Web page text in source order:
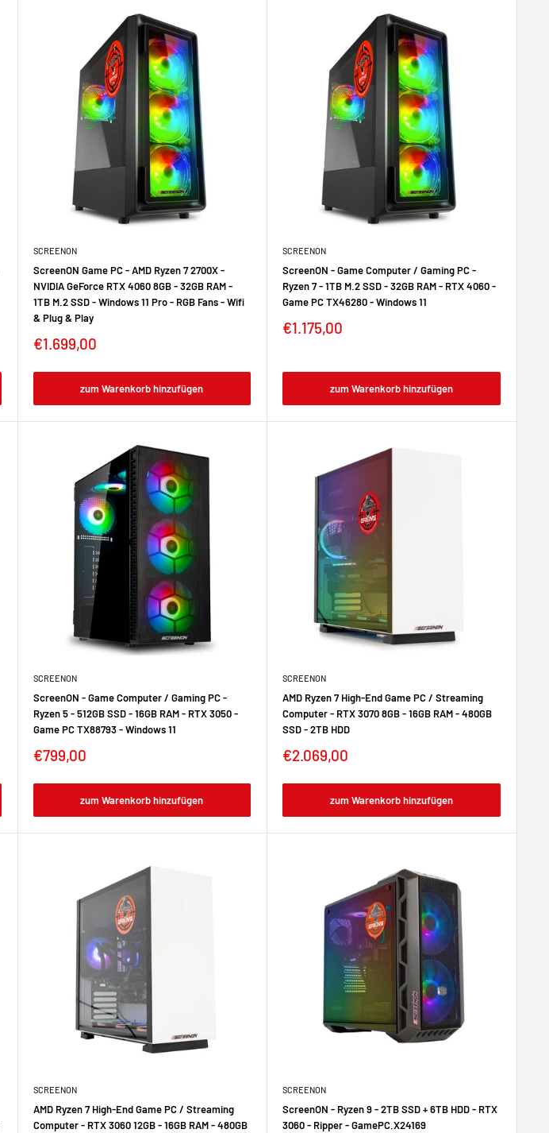
SCREENON
ScreenON Game PC - AMD Ryzen 7 2700X -
NVIDIA GeForce RTX 4060 8GB - 32GB RAM -
1TB M.2 SSD - Windows 11 Pro - RGB Fans - Wifi
& Plug & Play
€1.699,00
zum Warenkorb hinzufügen
SCREENON
ScreenON - Game Computer / Gaming PC -
Ryzen 7 - 1TB M.2 SSD - 32GB RAM - RTX 4060 -
Game PC TX46280 - Windows 11
€1.175,00
zum Warenkorb hinzufügen
SCREENON
ScreenON - Game Computer / Gaming PC -
Ryzen 5 - 512GB SSD - 16GB RAM - RTX 3050 -
Game PC TX88793 - Windows 11
€799,00
zum Warenkorb hinzufügen
SCREENON
AMD Ryzen 7 High-End Game PC / Streaming
Computer - RTX 3070 8GB - 16GB RAM - 480GB
SSD - 2TB HDD
€2.069,00
zum Warenkorb hinzufügen
SCREENON
AMD Ryzen 7 High-End Game PC / Streaming
Computer - RTX 3060 12GB - 16GB RAM - 480GB
SCREENON
ScreenON - Ryzen 9 - 2TB SSD + 6TB HDD - RTX
3060 - Ripper - GamePC.X24169